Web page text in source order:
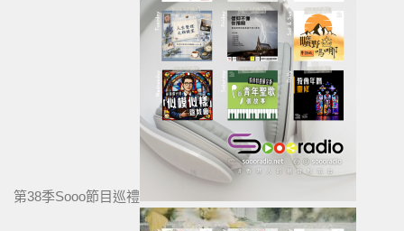
第38季Sooo節目巡禮